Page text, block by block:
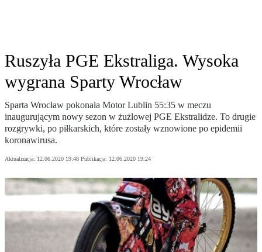
Ruszyła PGE Ekstraliga. Wysoka
wygrana Sparty Wrocław
Sparta Wrocław pokonała Motor Lublin 55:35 w meczu
inaugurującym nowy sezon w żużlowej PGE Ekstralidze. To drugie
rozgrywki, po piłkarskich, które zostały wznowione po epidemii
koronawirusa.
Aktualizacja: 12.06.2020 19:48 Publikacja: 12.06.2020 19:24